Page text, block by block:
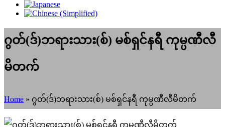
ဂွတ်(ဒ်)ဘရားသား(စ်) မစ်ရှင်နရီ ကုမ္ပဏီလီ
မိတက်
Home » ဂွတ်(ဒ်)ဘရားသား(စ်) မစ်ရှင်နရီ ကုမ္ပဏီလီမိတက်